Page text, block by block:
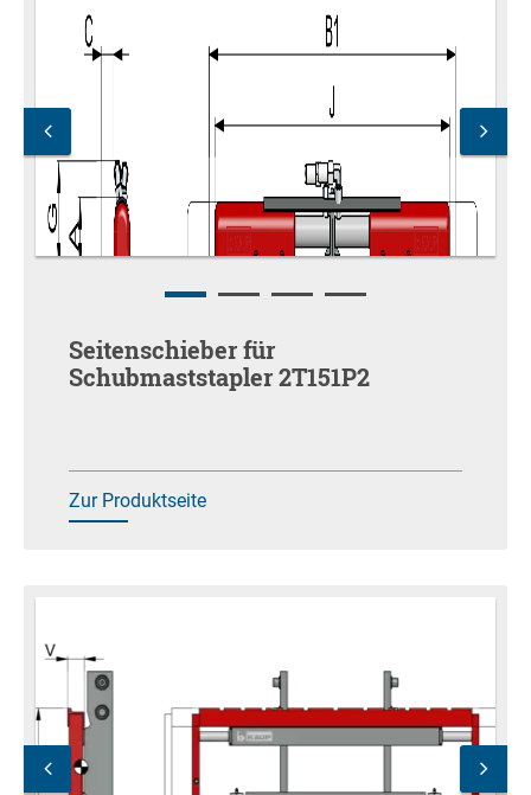
Seitenschieber für
Schubmaststapler 2T151P2
Zur Produktseite